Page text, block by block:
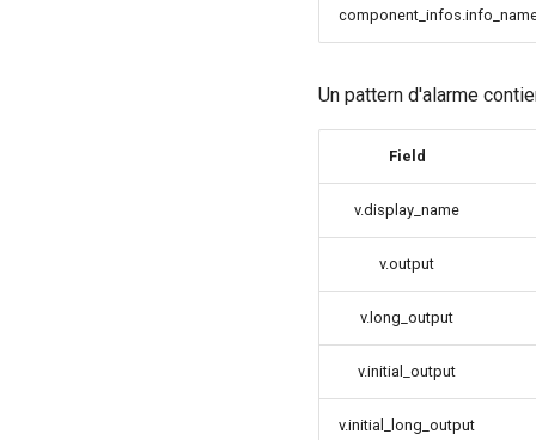
Un pattern d'alarme
Field
v.display_name
v.output
v.long_output
v.initial_output
v.initial_long_output